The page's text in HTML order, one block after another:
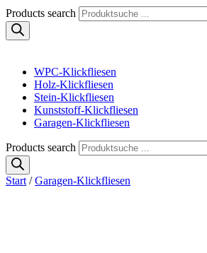
Klickfliese | klick-klick-fertig
Klickfliesen online kaufen
Products search
WPC-Klickfliesen
Holz-Klickfliesen
Stein-Klickfliesen
Kunststoff-Klickfliesen
Garagen-Klickfliesen
Products search
Start /Garagen-Klickfliesen